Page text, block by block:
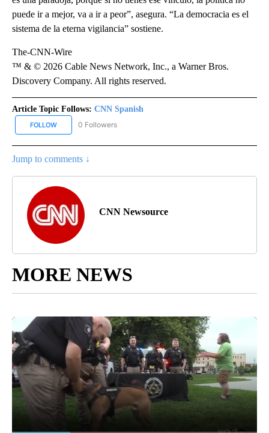
puede ir a mejor, va a ir a peor”, asegura. “La democracia es el
sistema de la eterna vigilancia” sostiene.
The-CNN-Wire
™ & © 2026 Cable News Network, Inc., a Warner Bros.
Discovery Company. All rights reserved.
Article Topic Follows: CNN Spanish
FOLLOW FOLLOW "CNN SPANISH" TO RECEIVE NOTIFICATIONS ABOUT
0 Followers
Jump to comments ↓
CNN Newsource
MORE NEWS